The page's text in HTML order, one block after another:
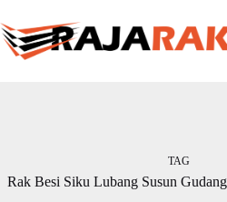
to
content
TAG
Rak Besi Siku Lubang Susun